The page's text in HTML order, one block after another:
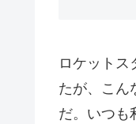
ロケットス
たが、こん
だ。いつも